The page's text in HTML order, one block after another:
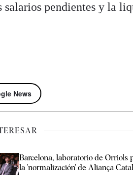
salarios pendientes y la
News
Barcelona, laboratorio de Orriols
la 'normalización' de Aliança